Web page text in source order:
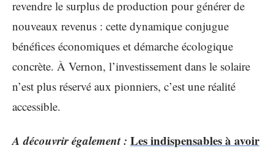
revendre le surplus de production pour générer de
nouveaux revenus : cette dynamique conjugue
bénéfices économiques et démarche écologique
concrète. À Vernon, l’investissement dans le solaire
n’est plus réservé aux pionniers, c’est une réalité
accessible.
A découvrir également : Les indispensables à avoir